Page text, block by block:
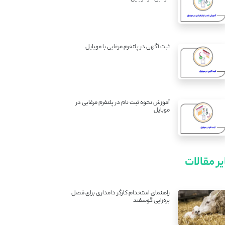
ثبت آگهی در پلتفرم مرغابی با موبایل
آموزش نحوه ثبت نام در پلتفرم مرغابی در
موبایل
مقالات
راهنمای استخدام کارگر دامداری برای فصل
بره‌زایی گوسفند